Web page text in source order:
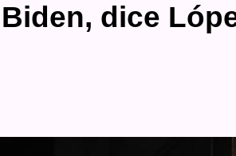
dice